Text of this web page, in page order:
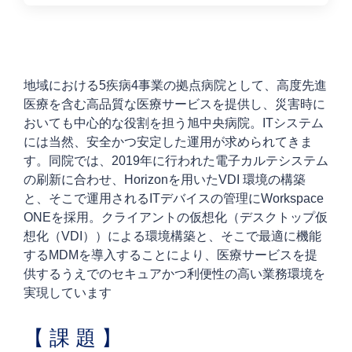
地域における5疾病4事業の拠点病院として、高度先進
医療を含む高品質な医療サービスを提供し、災害時に
おいても中心的な役割を担う旭中央病院。ITシステム
には当然、安全かつ安定した運用が求められてきま
す。同院では、2019年に行われた電子カルテシステム
の刷新に合わせ、Horizonを用いたVDI 環境の構築
と、そこで運用されるITデバイスの管理にWorkspace
ONEを採用。クライアントの仮想化（デスクトップ仮
想化（VDI））による環境構築と、そこで最適に機能
するMDMを導入することにより、医療サービスを提
供するうえでのセキュアかつ利便性の高い業務環境を
実現しています
【 課 題 】